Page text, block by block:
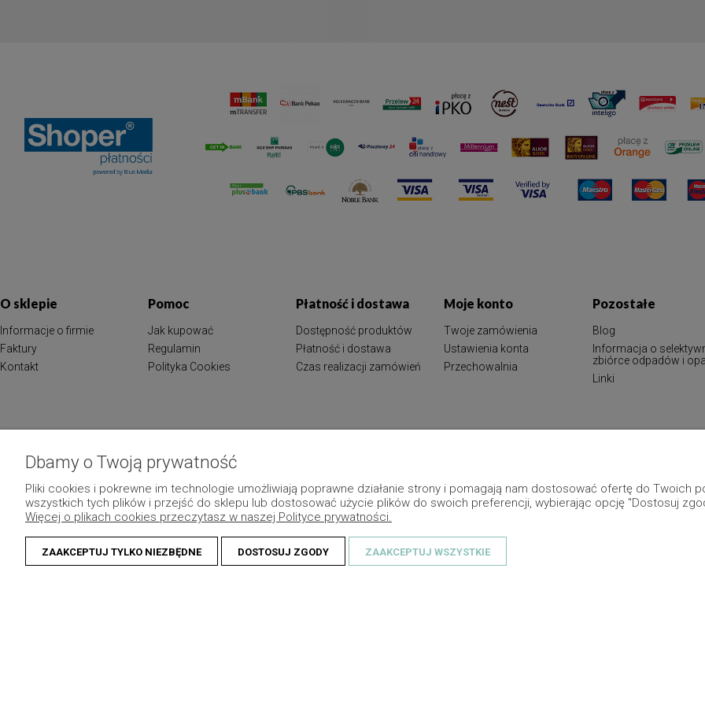
O sklepie
Informacje o firmie
Faktury
Kontakt
Pomoc
Jak kupować
Regulamin
Polityka Cookies
Płatność i dostawa
Dostępność produktów
Płatność i dostawa
Czas realizacji zamówień
Moje konto
Twoje zamówienia
Ustawienia konta
Przechowalnia
Pozostałe
Blog
Informacja o
zbiórce odpadów i
Linki
Dbamy o Twoją prywatność
Pliki cookies i pokrewne im technologie umożliwiają poprawne działanie strony i pomagają nam dostosować ofertę do Twoich
wszystkich tych plików i przejść do sklepu lub dostosować użycie plików do swoich preferencji, wybierając opcję "Dostosuj
Więcej o plikach cookies przeczytasz w naszej Polityce prywatności.
ZAAKCEPTUJ TYLKO NIEZBĘDNE DOSTOSUJ ZGODY ZAAKCEPTUJ WSZYSTKIE